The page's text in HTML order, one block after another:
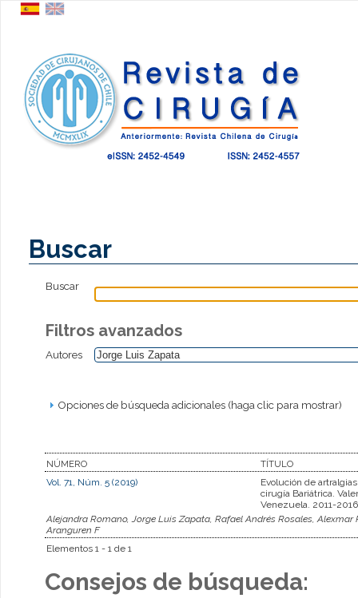
Buscar
Buscar
Filtros avanzados
Autores
Opciones de búsqueda adicionales (haga clic para mostrar)
NÚMERO
TÍTULO
Vol. 71, Núm. 5 (2019)
Evolución de
cirugía Bariátrica.
Venezuela. 2011-2016
Alejandra Romano, Jorge Luis Zapata, Rafael Andrés Rosales,
Aranguren F
Elementos 1 - 1 de 1
Consejos de búsqueda: